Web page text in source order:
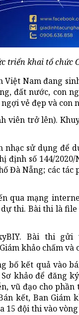
triển khai tổ chức
Nam đang
đất nước, con
vẻ đẹp và con
viên trở lên).
nhạc sử dụng để
định số 144/
Đà Nẵng; các
qua mạng
thi. Bài thi là
Bài thi
khảo chấm
bố kết quả vào
khảo để đăng
vũ đạo cho
kết, Ban Giám
15 đội thi vào